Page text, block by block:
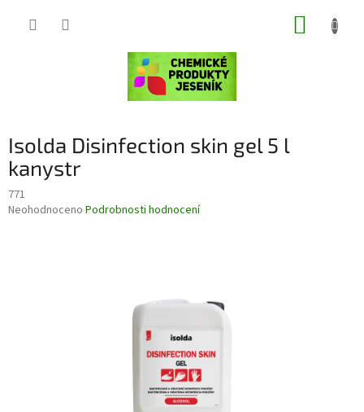
Isolda Disinfection skin gel 5 l
kanystr
771
Průměrné
Neohodnoceno Podrobnosti hodnocení